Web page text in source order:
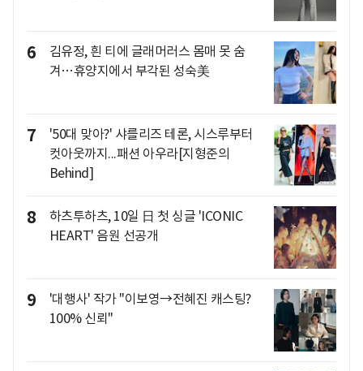
6
김유정, 흰 티에 글래머러스 몸매 못 숨
겨…휴양지에서 부각된 성숙美
7
'50대 맞아?' 샤를리즈 테론, 시스루부터
컷아웃까지...패션 아우라[지형준의
Behind]
8
하츠투하츠, 10일 日 첫 싱글 'ICONIC
HEART' 음원 선공개
9
'대행사' 작가 "이보영→전혜진 캐스팅?
100% 신뢰"